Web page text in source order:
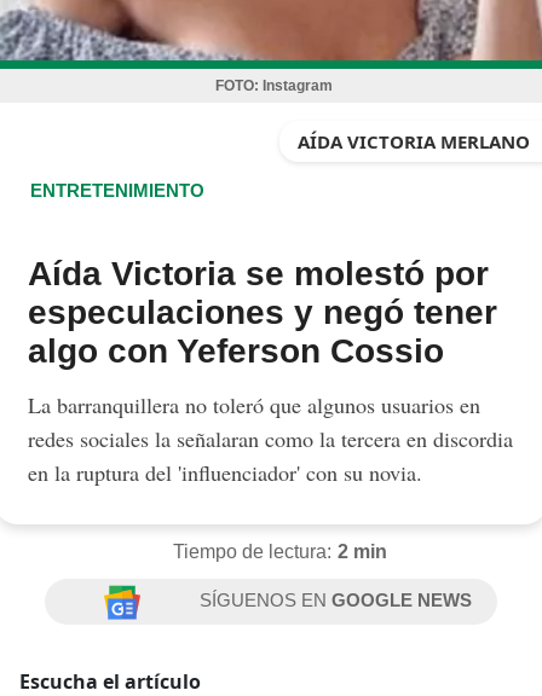
FOTO: Instagram
AÍDA VICTORIA MERLANO
ENTRETENIMIENTO
Aída Victoria se molestó por
especulaciones y negó tener
algo con Yeferson Cossio
La barranquillera no toleró que algunos usuarios en
redes sociales la señalaran como la tercera en discordia
en la ruptura del 'influenciador' con su novia.
Tiempo de lectura: 2 min
SÍGUENOS ENGOOGLE NEWS
Escucha el artículo